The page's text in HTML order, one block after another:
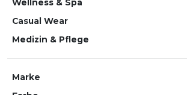
Wellness & Spa
Casual Wear
Medizin & Pflege
Marke